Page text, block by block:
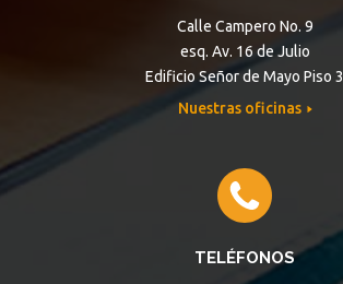
Calle Campero No. 9
esq. Av. 16 de Julio
Edificio Señor de Mayo Piso 3
Nuestras oficinas
TELÉFONOS